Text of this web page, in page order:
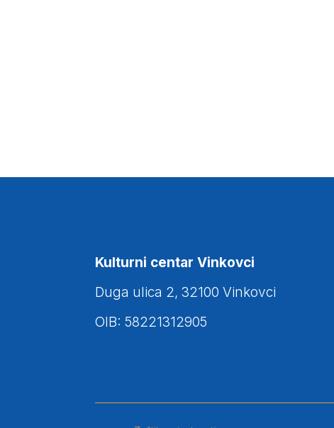
Kulturni centar Vinkovci
Duga ulica 2, 32100 Vinkovci
OIB: 58221312905